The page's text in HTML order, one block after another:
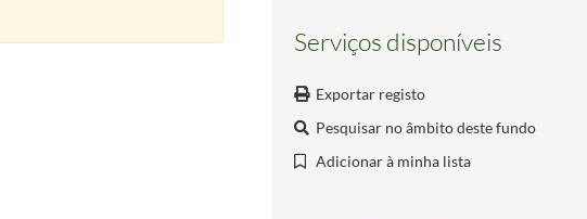
da casa do Marquês de Marialva. 1805-01-12/1805-01-12
Serviços disponíveis
Exportar registo
Pesquisar no âmbito deste fundo
Adicionar à minha lista